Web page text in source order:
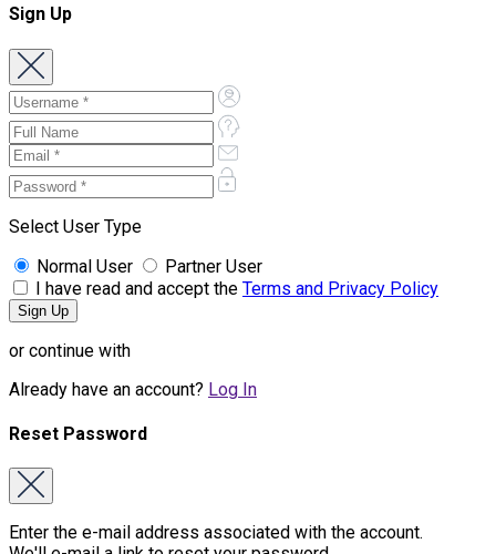
Sign Up
Select User Type
Normal User
Partner User
I have read and accept the Terms and Privacy Policy
or continue with
Already have an account? Log In
Reset Password
Enter the e-mail address associated with the account.